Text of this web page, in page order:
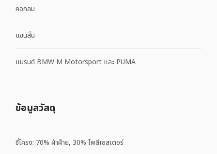
คอกลม
แขนสั้น
แบรนด์ BMW M Motorsport และ PUMA
ข้อมูลวัสดุ
ซี่โครง: 70% ผ้าฝ้าย, 30% โพลีเอสเตอร์